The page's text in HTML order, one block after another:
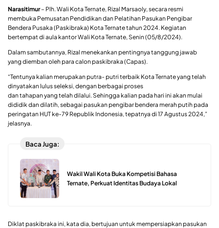
Narasitimur– Plh. Wali Kota Ternate, Rizal Marsaoly, secara resmi
membuka Pemusatan Pendidikan dan Pelatihan Pasukan Pengibar
Bendera Pusaka (Paskibraka) Kota Ternate tahun 2024. Kegiatan
bertempat di aula kantor Wali Kota Ternate, Senin (05/8/2024).
Dalam sambutannya, Rizal menekankan pentingnya tanggung jawab
yang diemban oleh para calon paskibraka (Capas).
“Tentunya kalian merupakan putra- putri terbaik Kota Ternate yang telah
dinyatakan lulus seleksi, dengan berbagai proses
dan tahapan yang telah dilalui. Sehingga kalian pada hari ini akan mulai
dididik dan dilatih, sebagai pasukan pengibar bendera merah putih pada
peringatan HUT ke-79 Republik Indonesia, tepatnya di 17 Agustus 2024,”
jelasnya.
Baca Juga:
Wakil Wali Kota Buka Kompetisi Bahasa
Ternate, Perkuat Identitas Budaya Lokal
Diklat paskibraka ini, kata dia, bertujuan untuk mempersiapkan pasukan